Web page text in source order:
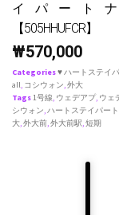
イパート
【505HHUFCR】
₩570,000
Categories♥ ハートステイ
all, コシウォン,外大
Tags1号線, ウェデアプ, ウェ
シウォン,ハートステイパー
大,外大前,外大前駅,短期